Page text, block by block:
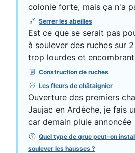
colonie forte, mais ça n'a
Serrer les abeilles
Est ce que se serait pas
à soulever des ruches sur
trop lourdes et
Construction de ruches
Les fleurs de châtaignier
Ouverture des premiers
Jaujac en Ardèche, je fais
car demain pluie annoncée
Quel type de grue peut-on
soulever les hausses ?